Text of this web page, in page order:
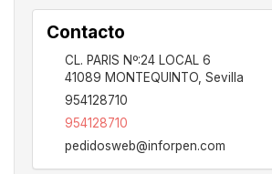
Contacto
CL. PARIS Nº:24 LOCAL 6
41089 MONTEQUINTO Sevilla
954128710
954128710
pedidosweb@inforpen.com